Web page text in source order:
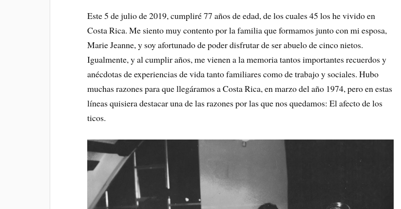
Este 5 de julio de 2019, cumpliré 77 años de edad, de los cuales 45 los he vivido en
Costa Rica. Me siento muy contento por la familia que formamos junto con mi esposa,
Marie Jeanne, y soy afortunado de poder disfrutar de ser abuelo de cinco nietos.
Igualmente, y al cumplir años, me vienen a la memoria tantos importantes recuerdos y
anécdotas de experiencias de vida tanto familiares como de trabajo y sociales. Hubo
muchas razones para que llegáramos a Costa Rica, en marzo del año 1974, pero en estas
líneas quisiera destacar una de las razones por las que nos quedamos: El afecto de los
ticos.